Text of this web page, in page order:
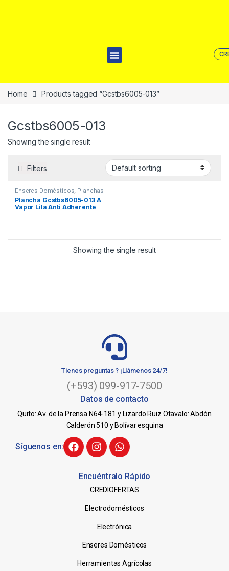
Home Products tagged “Gcstbs6005-013”
Gcstbs6005-013
Showing the single result
Filters
Enseres Domésticos, Planchas
Plancha Gcstbs6005-013 A
Vapor Lila Anti Adherente
Showing the single result
Tienes preguntas ? ¡Llámenos 24/7!
(+593) 099-917-7500
Datos de contacto
Quito: Av. de la Prensa N64-181 y Lizardo Ruiz Otavalo: Abdón
Calderón 510 y Bolívar esquina
Síguenos en:
Encuéntralo Rápido
CREDIOFERTAS
Electrodomésticos
Electrónica
Enseres Domésticos
Herramientas Agrícolas